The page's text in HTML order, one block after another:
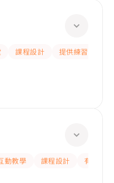
課程設計
提供練習題/試題
動教學 課程設計
有耐性